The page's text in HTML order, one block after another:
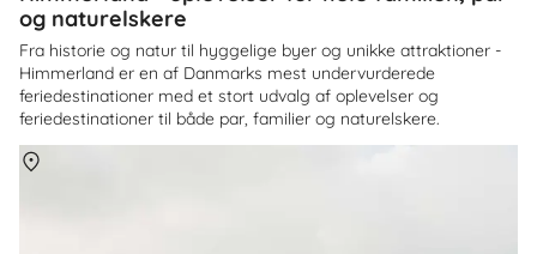
og naturelskere
Fra historie og natur til hyggelige byer og unikke attraktioner -
Himmerland er en af Danmarks mest undervurderede
feriedestinationer med et stort udvalg af oplevelser og
feriedestinationer til både par, familier og naturelskere.